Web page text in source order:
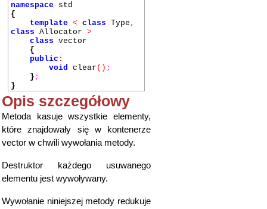
namespace std
{
template < class Type ,
class Allocator >
class vector
{
public :
void clear () ;
} ;
}
Opis szczegółowy
Metoda kasuje wszystkie elementy,
które znajdowały się w kontenerze
vector w chwili wywołania metody.
Destruktor każdego usuwanego
elementu jest wywoływany.
Wywołanie niniejszej metody redukuje